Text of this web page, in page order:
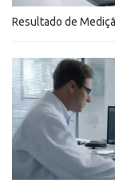
Resultado de